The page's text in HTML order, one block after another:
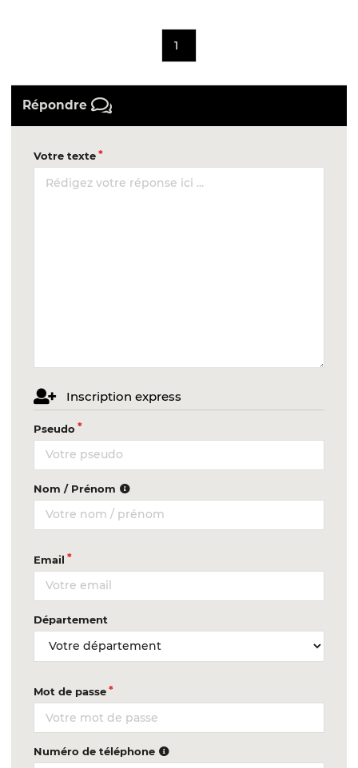
1
Répondre
Votre texte
Inscription express
Pseudo
Nom / Prénom
Email
Département
Mot de passe
Numéro de téléphone